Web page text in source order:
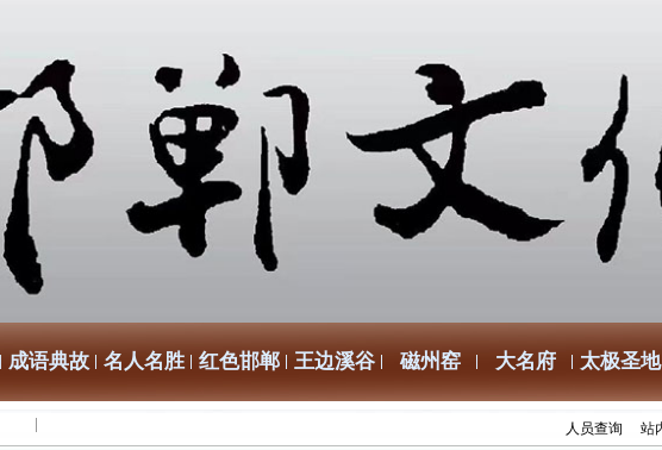
成语典故 名人名胜 红色邯郸 王边溪谷 磁州窑 大名府 太极圣地
人员查询 站